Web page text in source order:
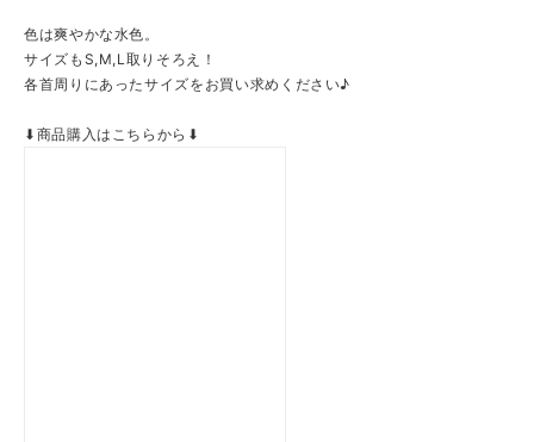
色は爽やかな水色。
サイズもS,M,L取りそろえ！
各首周りにあったサイズをお買い求めください♪
⬇商品購入はこちらから⬇